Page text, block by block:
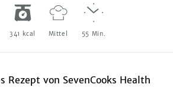
341 kcal Mittel 55 Min.
Rezeptvon SevenCooks Health